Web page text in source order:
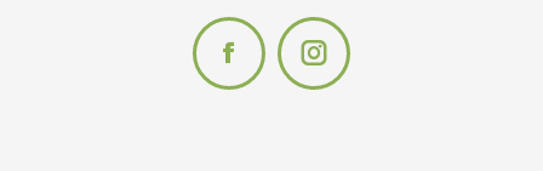
FacebookInstagram